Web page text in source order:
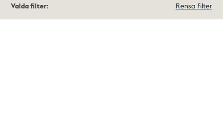
träffar
Valda filter: Rensa filter